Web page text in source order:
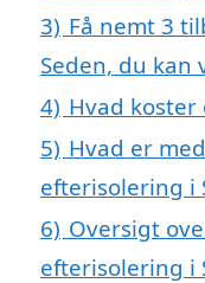
3) Få nemt 3
Seden, du
4) Hvad koster
5) Hvad er
efterisolering i
6) Oversigt
efterisolering i